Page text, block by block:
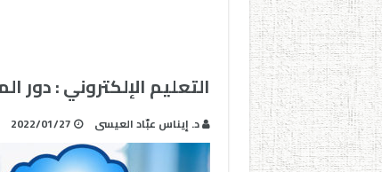
التعليم الإلكتروني : دور
د. إيناس عبّاد العيسى 2022/01/27